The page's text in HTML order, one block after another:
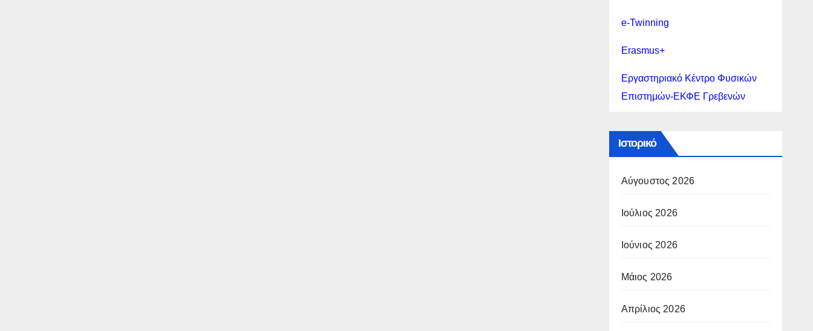
e-Twinning
Erasmus+
Εργαστηριακό Κέντρο Φυσικών
Επιστημών-ΕΚΦΕ Γρεβενών
Ιστορικό
Αύγουστος 2026
Ιούλιος 2026
Ιούνιος 2026
Μάιος 2026
Απρίλιος 2026